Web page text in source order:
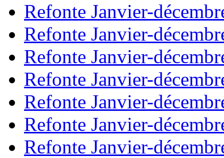
Refonte Janvier-
Refonte Janvier-
Refonte Janvier-
Refonte Janvier-
Refonte Janvier-
Refonte Janvier-
Refonte Janvier-